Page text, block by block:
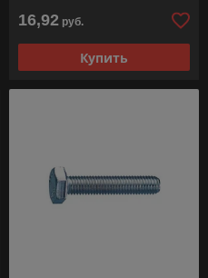
16,92 руб.
Купить